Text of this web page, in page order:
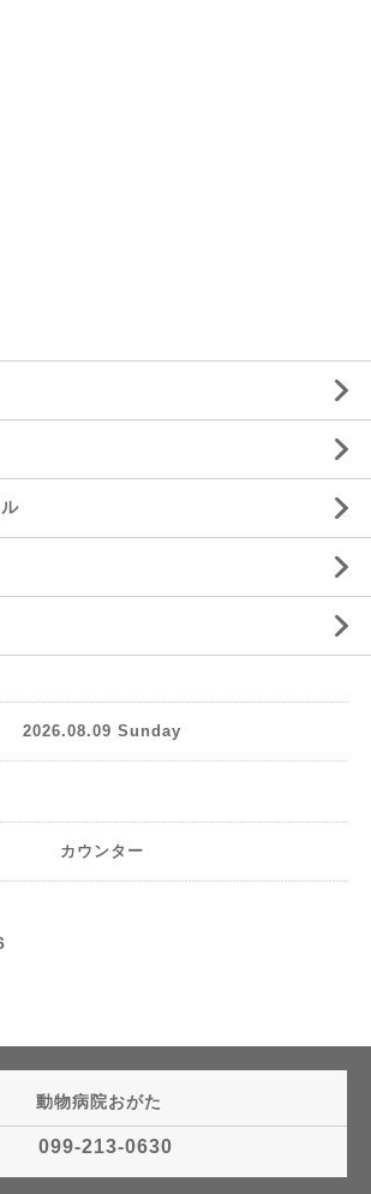
2026.08.09 Sunday
カウンター
動物病院おがた
099-213-0630